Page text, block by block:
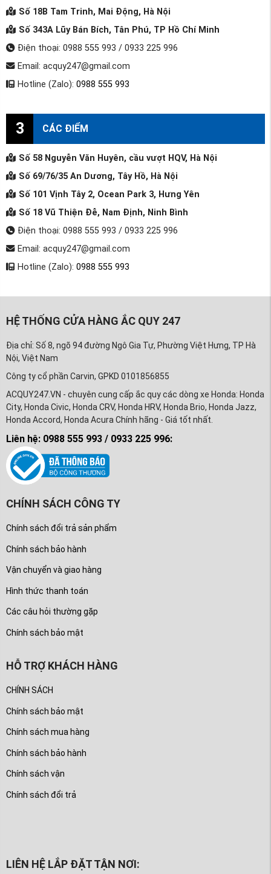
Số 18B Tam Trinh, Mai Động, Hà Nội
Số 343A Lũy Bán Bích, Tân Phú, TP Hồ Chí Minh
Điện thoại: 0988 555 993 / 0933 225 996
Email: acquy247@gmail.com
Hotline (Zalo): 0988 555 993
3 CÁC ĐIỂM
Số 58 Nguyễn Văn Huyên, cầu vượt HQV, Hà Nội
Số 69/76/35 An Dương, Tây Hồ, Hà Nội
Số 101 Vịnh Tây 2, Ocean Park 3, Hưng Yên
Số 18 Vũ Thiện Đễ, Nam Định, Ninh Bình
Điện thoại: 0988 555 993 / 0933 225 996
Email: acquy247@gmail.com
Hotline (Zalo): 0988 555 993
HỆ THỐNG CỬA HÀNG ẮC QUY 247
Địa chỉ: Số 8, ngõ 94 đường Ngô Gia Tự, Phường Việt Hưng, TP Hà
Nội, Việt Nam
Công ty cổ phần Carvin, GPKD 0101856855
ACQUY247.VN - chuyên cung cấp ắc quy các dòng xe Honda: Honda
City, Honda Civic, Honda CRV, Honda HRV, Honda Brio, Honda Jazz,
Honda Accord, Honda Acura Chính hãng - Giá tốt nhất.
Liên hệ: 0988 555 993 / 0933 225 996:
CHÍNH SÁCH CÔNG TY
Chính sách đổi trả sản phẩm
Chính sách bảo hành
Vận chuyển và giao hàng
Hình thức thanh toán
Các câu hỏi thường gặp
Chính sách bảo mật
HỖ TRỢ KHÁCH HÀNG
CHÍNH SÁCH
Chính sách bảo mật
Chính sách mua hàng
Chính sách bảo hành
Chính sách vận
Chính sách đổi trả
LIÊN HỆ LẮP ĐẶT TẬN NƠI: